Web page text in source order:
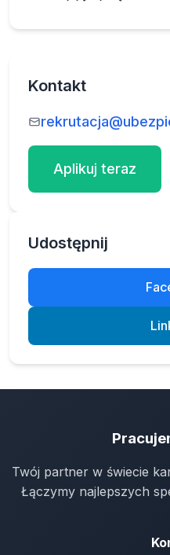
Kontakt
Aplikuj teraz
Udostępnij
Twój partner w świecie
Łączymy najlepszych